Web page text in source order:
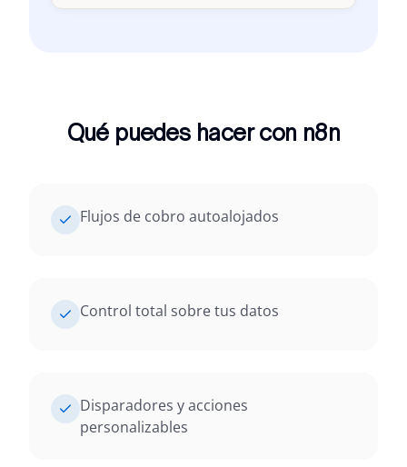
Qué puedes hacer con n8n
Flujos de cobro autoalojados
Control total sobre tus datos
Disparadores y acciones
personalizables